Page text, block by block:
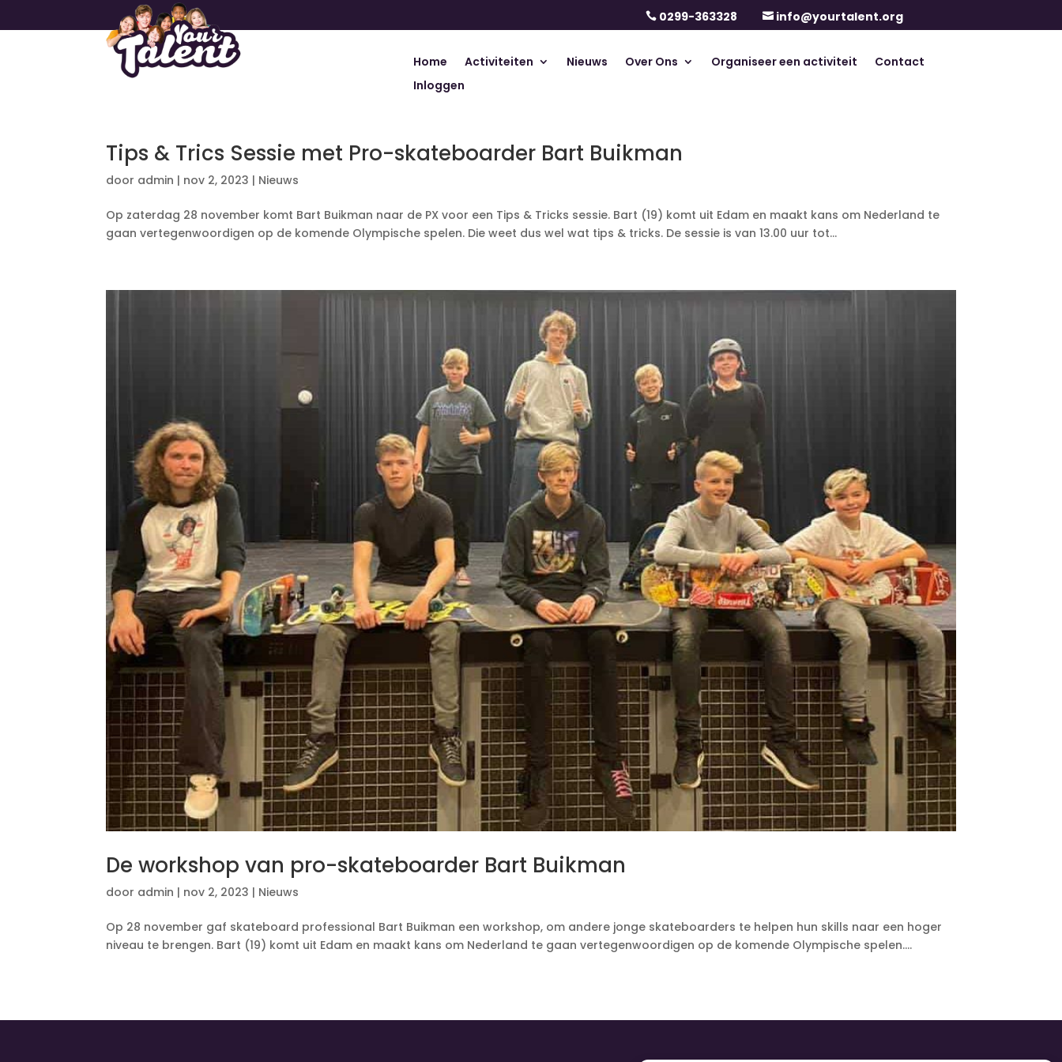
 0299-363328  info@yourtalent.org
Home Activiteiten Nieuws Over Ons Organiseer een activiteit
Contact
Inloggen
Tips & Trics Sessie met Pro-skateboarder Bart Buikman
door admin | nov 2, 2023 | Nieuws
Op zaterdag 28 november komt Bart Buikman naar de PX voor een Tips & Tricks sessie. Bart (19) komt uit Edam en maakt kans om Nederland te
gaan vertegenwoordigen op de komende Olympische spelen. Die weet dus wel wat tips & tricks. De sessie is van 13.00 uur tot...
De workshop van pro-skateboarder Bart Buikman
door admin | nov 2, 2023 | Nieuws
Op 28 november gaf skateboard professional Bart Buikman een workshop, om andere jonge skateboarders te helpen hun skills naar een hoger
niveau te brengen. Bart (19) komt uit Edam en maakt kans om Nederland te gaan vertegenwoordigen op de komende Olympische spelen....